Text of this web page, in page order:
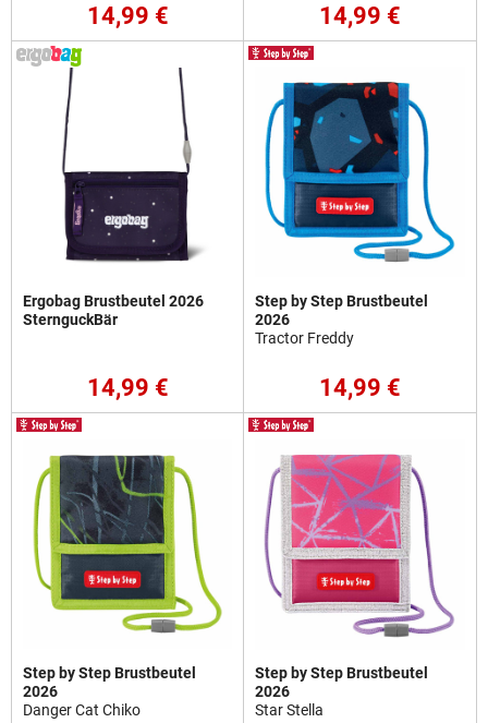
14,99 € 14,99 €
Ergobag Brustbeutel 2026
SternguckBär
14,99 €
Step by Step Brustbeutel
2026
Tractor Freddy
14,99 €
Step by Step Brustbeutel
2026
Danger Cat Chiko
Step by Step Brustbeutel
2026
Star Stella